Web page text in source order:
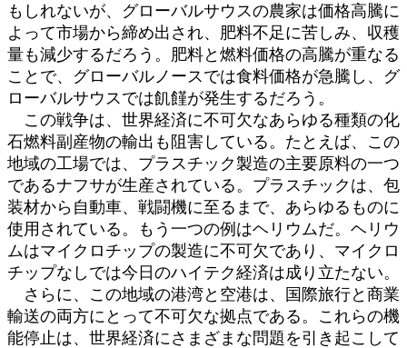
もしれないが、グローバルサウスの農家は価格高騰に
よって市場から締め出され、肥料不足に苦しみ、収穫
量も減少するだろう。肥料と燃料価格の高騰が重なる
ことで、グローバルノースでは食料価格が急騰し、グ
ローバルサウスでは飢饉が発生するだろう。
この戦争は、世界経済に不可欠なあらゆる種類の化
石燃料副産物の輸出も阻害している。たとえば、この
地域の工場では、プラスチック製造の主要原料の一つ
であるナフサが生産されている。プラスチックは、包
装材から自動車、戦闘機に至るまで、あらゆるものに
使用されている。もう一つの例はヘリウムだ。ヘリウ
ムはマイクロチップの製造に不可欠であり、マイクロ
チップなしでは今日のハイテク経済は成り立たない。
さらに、この地域の港湾と空港は、国際旅行と商業
輸送の両方にとって不可欠な拠点である。これらの機
能停止は、世界経済にさまざまな問題を引き起こして